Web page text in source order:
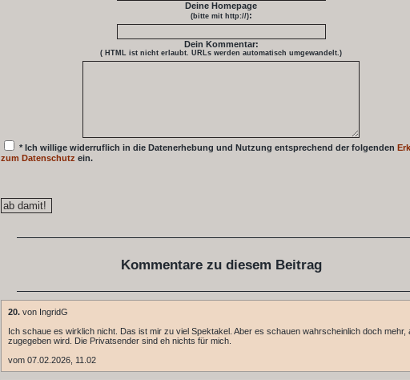
Deine Homepage
(bitte mit http://):
Dein Kommentar:
( HTML ist nicht erlaubt. URLs werden automatisch umgewandelt.)
* Ich willige widerruflich in die Datenerhebung und Nutzung entsprechend der folgenden
zum Datenschutz ein.
Kommentare zu diesem Beitrag
20. von IngridG
Ich schaue es wirklich nicht. Das ist mir zu viel Spektakel. Aber es schauen wahrscheinlich doch mehr,
zugegeben wird. Die Privatsender sind eh nichts für mich.
vom 07.02.2026, 11.02